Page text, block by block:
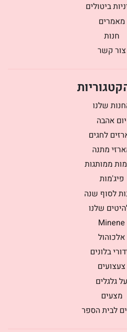
ביטולים
מאמרים
חנות
צור קשר
שלנו
יום אהבה
לחגים
מתנה
ממותגות
פיג'מות
לסוף שנה
שלנו
Minene
אלכוהול
בלונים
צעצועים
על גלגלים
מצעים
לבית הספר